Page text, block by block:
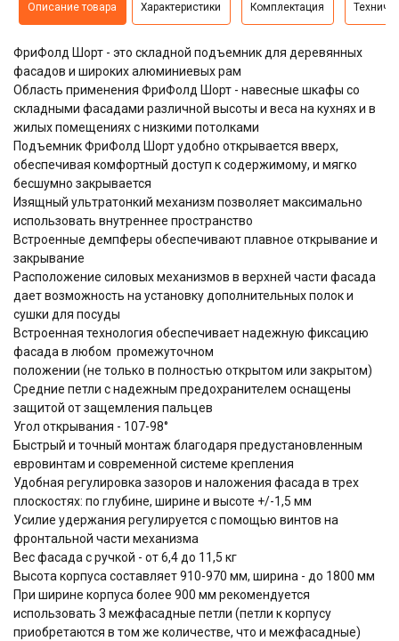
Описание товара Характеристики Комплектация
ФриФолд Шорт - это складной подъемник для деревянных
фасадов и широких алюминиевых рам
Область применения ФриФолд Шорт - навесные шкафы со
складными фасадами различной высоты и веса на кухнях и в
жилых помещениях с низкими потолками
Подъемник ФриФолд Шорт удобно открывается вверх,
обеспечивая комфортный доступ к содержимому, и мягко
бесшумно закрывается
Изящный ультратонкий механизм позволяет максимально
использовать внутреннее пространство
Встроенные демпферы обеспечивают плавное открывание и
закрывание
Расположение силовых механизмов в верхней части фасада
дает возможность на установку дополнительных полок и
сушки для посуды
Встроенная технология обеспечивает надежную фиксацию
фасада в любом промежуточном
положении (не только в полностью открытом или закрытом)
Средние петли с надежным предохранителем оснащены
защитой от защемления пальцев
Угол открывания - 107-98°
Быстрый и точный монтаж благодаря предустановленным
евровинтам и современной системе крепления
Удобная регулировка зазоров и наложения фасада в трех
плоскостях: по глубине, ширине и высоте +/-1,5 мм
Усилие удержания регулируется с помощью винтов на
фронтальной части механизма
Вес фасада с ручкой - от 6,4 до 11,5 кг
Высота корпуса составляет 910-970 мм, ширина - до 1800 мм
При ширине корпуса более 900 мм рекомендуется
использовать 3 межфасадные петли (петли к корпусу
приобретаются в том же количестве, что и межфасадные)